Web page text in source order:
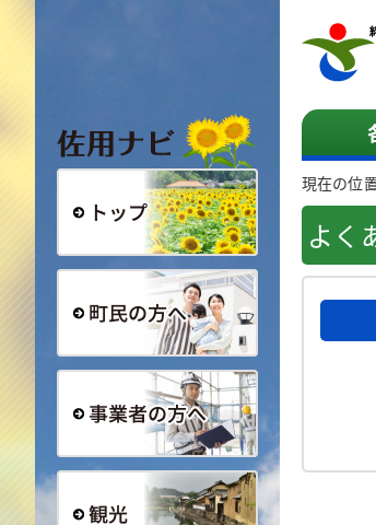
総合トップ
事業者の方へ
現在の位
よく